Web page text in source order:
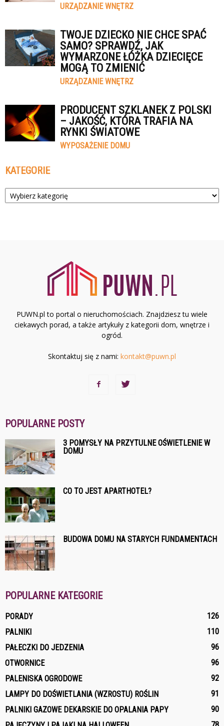
URZĄDZANIE WNĘTRZ
TWOJE DZIECKO NIE CHCE SPAĆ
SAMO? SPRAWDŹ, JAK
WYMARZONE ŁÓŻKA DZIECIĘCE
MOGĄ TO ZMIENIĆ
URZĄDZANIE WNĘTRZ
PRODUCENT SZKLANEK Z POLSKI
– JAKOŚĆ, KTÓRA TRAFIA NA
RYNKI ŚWIATOWE
WYPOSAŻENIE DOMU
KATEGORIE
Kategorie
PUWN.pl to portal o nieruchomościach. Znajdziesz tu wiele
ciekawych porad, a także artykuły z kategorii dom, wnętrze i
ogród.
Skontaktuj się z nami: kontakt@puwn.pl
POPULARNE POSTY
3 POMYSŁY NA PRZYTULNE OŚWIETLENIE W
DOMU
CO TO JEST APARTHOTEL?
BUDOWA DOMU NA STARYCH FUNDAMENTACH
POPULARNE KATEGORIE
PORADY
126
PALNIKI
110
PAŁECZKI DO JEDZENIA
96
OTWORNICE
96
PALENISKA OGRODOWE
92
LAMPY DO DOŚWIETLANIA (WZROSTU) ROŚLIN
91
PALNIKI GAZOWE DEKARSKIE DO OPALANIA PAPY
90